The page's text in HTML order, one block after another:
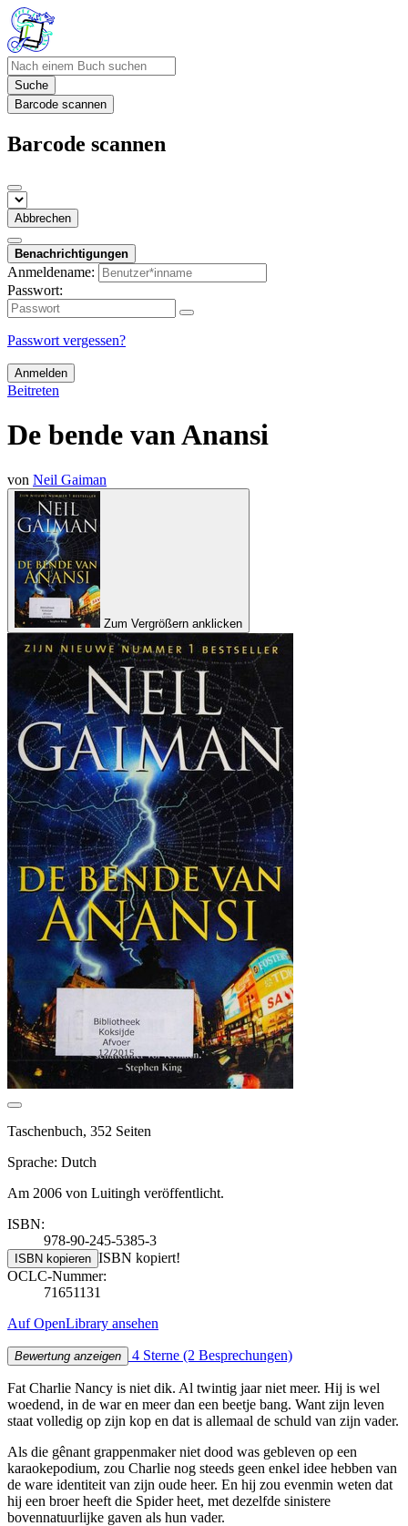
Suche
Barcode scannen
Barcode scannen
Abbrechen
Benachrichtigungen
Anmeldename:
Passwort:
Passwort vergessen?
Anmelden
Beitreten
De bende van Anansi
von Neil Gaiman
Zum Vergrößern anklicken
Taschenbuch, 352 Seiten
Sprache: Dutch
Am 2006 von Luitingh veröffentlicht.
ISBN:
978-90-245-5385-3
ISBN kopieren ISBN kopiert!
OCLC-Nummer:
71651131
Auf OpenLibrary ansehen
Bewertung anzeigen 4 Sterne (2 Besprechungen)
Fat Charlie Nancy is niet dik. Al twintig jaar niet meer. Hij is wel
woedend, in de war en meer dan een beetje bang. Want zijn leven
staat volledig op zijn kop en dat is allemaal de schuld van zijn vader.
Als die gênant grappenmaker niet dood was gebleven op een
karaokepodium, zou Charlie nog steeds geen enkel idee hebben van
de ware identiteit van zijn oude heer. En hij zou evenmin weten dat
hij een broer heeft die Spider heet, met dezelfde sinistere
bovennatuurlijke gaven als hun vader.